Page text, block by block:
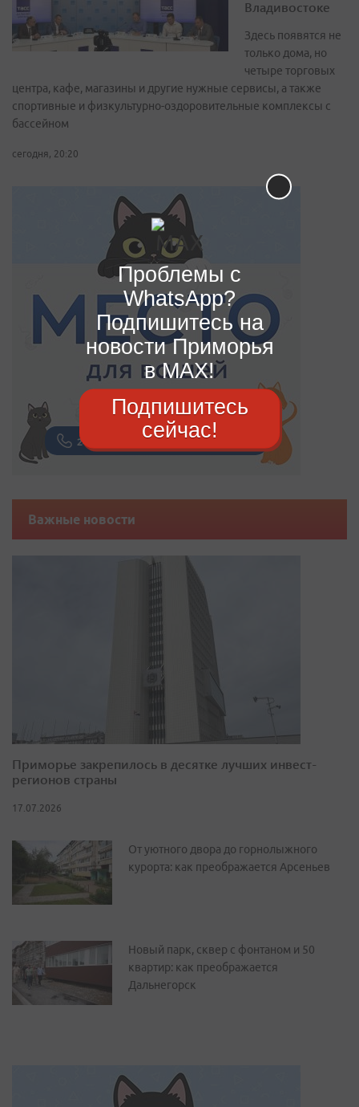
Владивостоке
Здесь появятся не
только дома, но
четыре торговых
центра, кафе, магазины и другие нужные сервисы, а также
спортивные и физкультурно-оздоровительные комплексы с
бассейном
сегодня, 20:20
Важные новости
Приморье закрепилось в десятке лучших инвест-
регионов страны
17.07.2026
От уютного двора до горнолыжного
курорта: как преображается Арсеньев
Новый парк, сквер с фонтаном и 50
квартир: как преображается
Дальнегорск
Проблемы с
WhatsApp?
Подпишитесь на
новости Приморья
в MAX!
Подпишитесь
сейчас!